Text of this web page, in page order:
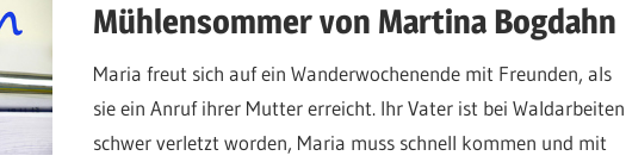
Mühlensommer von Martina Bogdahn
Maria freut sich auf ein Wanderwochenende mit Freunden, als
sie ein Anruf ihrer Mutter erreicht. Ihr Vater ist bei Waldarbeiten
schwer verletzt worden, Maria muss schnell kommen und mit